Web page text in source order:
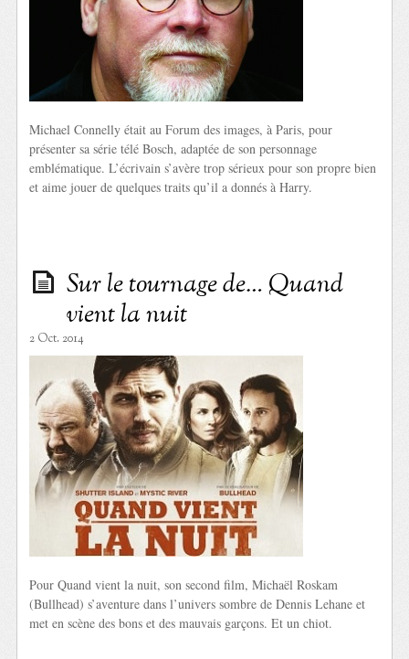
Michael Connelly était au Forum des images, à Paris, pour
présenter sa série télé Bosch, adaptée de son personnage
emblématique. L’écrivain s’avère trop sérieux pour son propre bien
et aime jouer de quelques traits qu’il a donnés à Harry.
Sur le tournage de… Quand
vient la nuit
2 Oct. 2014
Pour Quand vient la nuit, son second film, Michaël Roskam
(Bullhead) s’aventure dans l’univers sombre de Dennis Lehane et
met en scène des bons et des mauvais garçons. Et un chiot.